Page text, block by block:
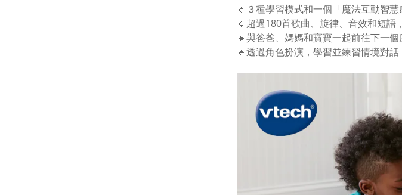
🔹３種學習模式和一個「魔法互動智慧
🔹超過180首歌曲、旋律、音效和短語
🔹與爸爸、媽媽和寶寶一起前往下一
🔹透過角色扮演，學習並練習情境對